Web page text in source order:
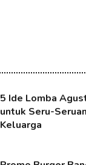
5 Ide Lomba
untuk Seru-
Keluarga